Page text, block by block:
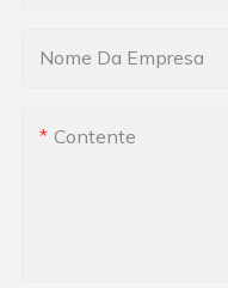
Nome Da Empresa
Contente